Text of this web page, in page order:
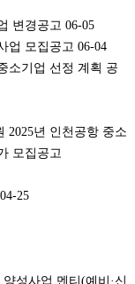
변경공고 06-05
업 모집공고 06-04
소기업 선정 계획 공
2025년 인천공항 중소
모집공고
04-25
성사업 멘티(예비·신